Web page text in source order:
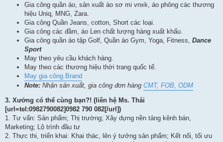
Gia công quần áo, sản xuất áo sơ mi vnxk, áo phông các thương
hiệu Uniq, MNG, Zara.
Gia công Quần Jeans, cotton, Short các loại.
Gia công các đầm, áo Len chất lượng hàng xuất khẩu.
Gia công quần áo tập Golf, Quần áo Gym, Yoga, Fitness, Dance
Sport
May theo yêu cầu khách hàng.
May theo các thương hiệu thời trang quốc tế.
May gia công Brand
Note: Nhận sản xuất, gia công đơn hàng CMT, FOB, ODM
3. Xưởng có thể cùng bạn?! (liên hệ Ms. Thái
[url=tel:0982790082]0982 790 082[/url])
1. Tư vấn: Sản phẩm; Thị trường; Xây dựng nền tảng kênh bán,
Marketing; Lộ trình đầu tư
2. Thực thi, triển khai: Khai thác, lên ý tưởng sản phẩm; Kết nối, tối ưu